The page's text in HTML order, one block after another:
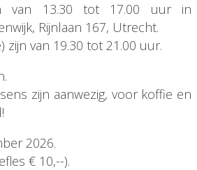
van 13.30 tot 17.00 uur in
Rijnlaan 167, Utrecht.
zijn van 19.30 tot 21.00 uur.
zijn aanwezig, voor koffie en
2026.
€ 10,--).